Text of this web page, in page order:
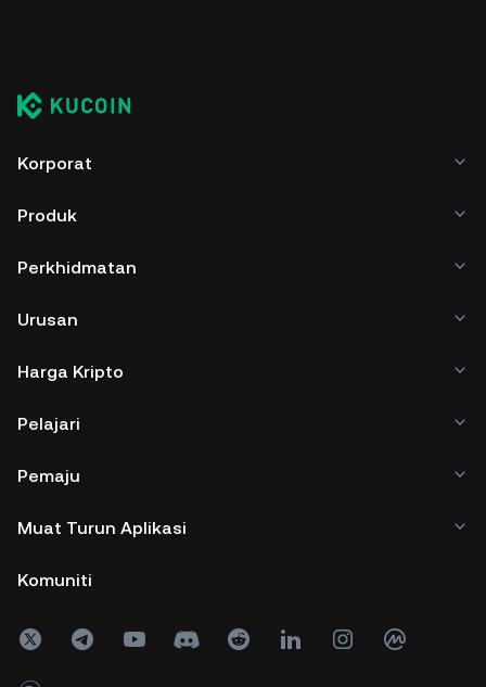
Korporat
Produk
Perkhidmatan
Urusan
Harga Kripto
Pelajari
Pemaju
Muat Turun Aplikasi
Komuniti